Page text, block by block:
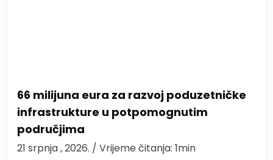
66 milijuna eura za razvoj poduzetničke
infrastrukture u potpomognutim
područjima
21 srpnja , 2026. / Vrijeme čitanja: 1min